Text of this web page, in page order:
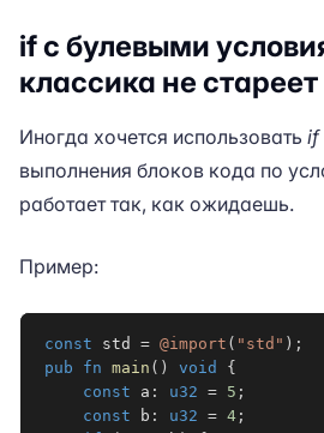
if с булевыми
классика не стареет
Иногда хочется использовать if
выполнения блоков кода по
работает так, как ожидаешь.
Пример:
const std = @import ( "std" ) ;
pub
fn main ( ) void
{
const a : u32 = 5 ;
const b : u32 = 4 ;